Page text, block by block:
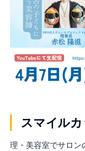
スマイル
理・美容室でサロン